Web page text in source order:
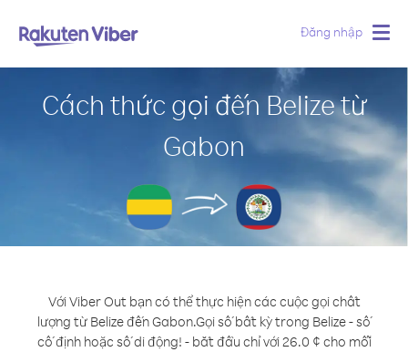
Đăng nhập
Cách thức gọi đến Belize từ
Gabon
Với Viber Out bạn có thể thực hiện các cuộc gọi chất
lượng từ Belize đến Gabon.Gọi số bất kỳ trong Belize - số
cố định hoặc số di động! - bắt đầu chỉ với 26.0 ¢ cho mỗi